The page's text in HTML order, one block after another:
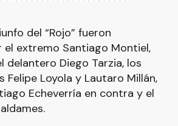
del “Rojo” fueron
extremo Santiago Montiel,
delantero Diego Tarzia, los
Felipe Loyola y Lautaro Millán,
Echeverría en contra y el